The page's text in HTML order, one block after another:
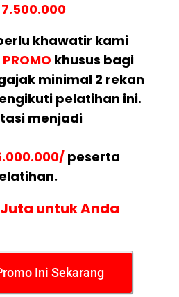
7.500.000
khawatir kami
PROMO khusus bagi
minimal 2 rekan
pelatihan ini.
menjadi
peserta
Juta untuk Anda
Ini Sekarang